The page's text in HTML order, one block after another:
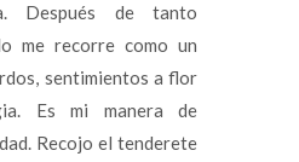
Después de tanto
me recorre como un
sentimientos a flor
Es mi manera de
Recojo el tenderete